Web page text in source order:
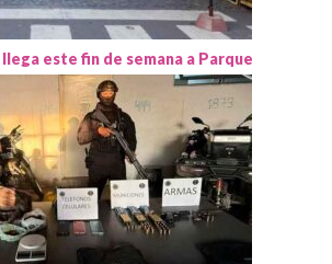
este fin de semana a Parque